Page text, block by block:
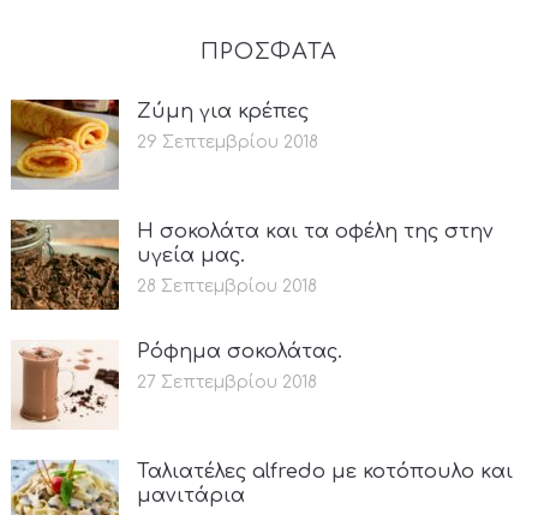
ΠΡΟΣΦΑΤΑ
Ζύμη για κρέπες
29 Σεπτεμβρίου 2018
Η σοκολάτα και τα οφέλη της στην
υγεία μας.
28 Σεπτεμβρίου 2018
Ρόφημα σοκολάτας.
27 Σεπτεμβρίου 2018
Ταλιατέλες alfredo με κοτόπουλο και
μανιτάρια